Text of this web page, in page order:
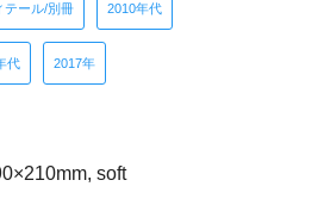
テール/別冊 2010年代
代 2017年
soft